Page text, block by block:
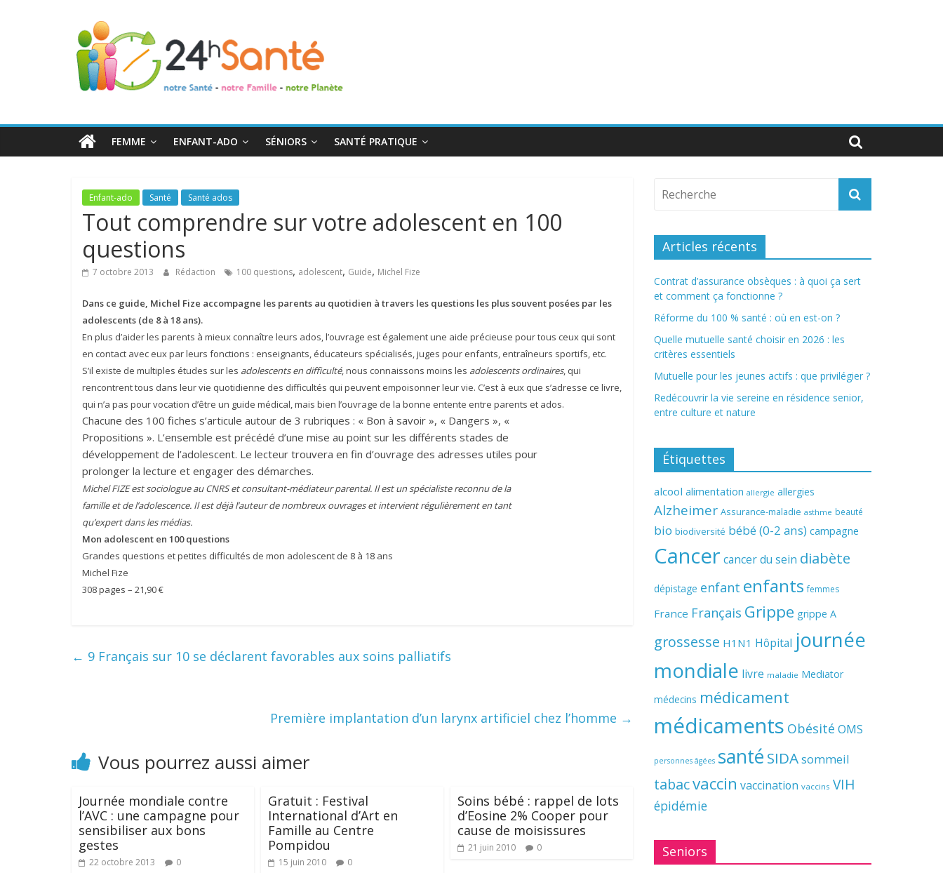
24h
Santé
toute
FEMME ENFANT-ADO SÉNIORS SANTÉ PRATIQUE
Enfant-ado Santé Santé ados
Tout comprendre sur votre adolescent en 100
questions
7 octobre 2013 Rédaction 100 questions, adolescent, Guide, Michel Fize
Dans ce guide, Michel Fize accompagne les parents au quotidien à travers les questions les plus souvent posées par les
adolescents (de 8 à 18 ans).
En plus d’aider les parents à mieux connaître leurs ados, l’ouvrage est également une aide précieuse pour tous ceux qui sont
en contact avec eux par leurs fonctions : enseignants, éducateurs spécialisés, juges pour enfants, entraîneurs sportifs, etc.
S’il existe de multiples études sur les adolescents en difficulté, nous connaissons moins les adolescents ordinaires, qui
rencontrent tous dans leur vie quotidienne des difficultés qui peuvent empoisonner leur vie. C’est à eux que s’adresse ce livre,
qui n’a pas pour vocation d’être un guide médical, mais bien l’ouvrage de la bonne entente entre parents et ados.
Chacune des 100 fiches s’articule autour de 3 rubriques : « Bon à savoir », « Dangers », «
Propositions ». L’ensemble est précédé d’une mise au point sur les différents stades de
développement de l’adolescent. Le lecteur trouvera en fin d’ouvrage des adresses utiles pour
prolonger la lecture et engager des démarches.
Michel FIZE est sociologue au CNRS et consultant-médiateur parental. Il est un spécialiste reconnu de la
famille et de l’adolescence. Il est déjà l’auteur de nombreux ouvrages et intervient régulièrement en tant
qu’expert dans les médias.
Mon adolescent en 100 questions
Grandes questions et petites difficultés de mon adolescent de 8 à 18 ans
Michel Fize
308 pages – 21,90 €
← 9 Français sur 10 se déclarent favorables aux soins palliatifs
Première implantation d’un larynx artificiel chez l’homme →
Vous pourrez aussi aimer
Journée mondiale contre
l’AVC : une campagne pour
sensibiliser aux bons
gestes
22 octobre 2013 0
Gratuit : Festival
International d’Art en
Famille au Centre
Pompidou
15 juin 2010 0
Soins bébé : rappel de lots
d’Eosine 2% Cooper pour
cause de moisissures
21 juin 2010 0
Articles récents
Contrat d’assurance obsèques : à quoi ça sert
et comment ça fonctionne ?
Réforme du 100 % santé : où en est-on ?
Quelle mutuelle santé choisir en 2026 : les
critères essentiels
Mutuelle pour les jeunes actifs : que privilégier ?
Redécouvrir la vie sereine en résidence senior,
entre culture et nature
Étiquettes
alcool alimentation allergie allergies
Alzheimer Assurance-maladie asthme beauté
bio biodiversité bébé (0-2 ans) campagne
Cancer cancer du sein diabète
dépistage enfant enfants femmes
France Français Grippe grippe A
grossesse H1N1 Hôpital journée
mondiale livre maladie Mediator
médecins médicament
médicaments Obésité OMS
personnes âgées santé SIDAsommeil
tabacvaccin vaccination vaccins VIH
épidémie
Seniors